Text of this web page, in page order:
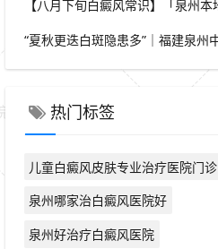
热门标签
儿童白癜风皮肤专业治疗医院门诊
泉州哪家治白癜风医院好
泉州好治疗白癜风医院